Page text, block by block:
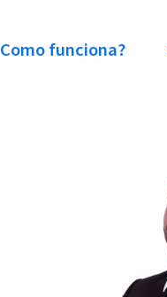
Como funciona?